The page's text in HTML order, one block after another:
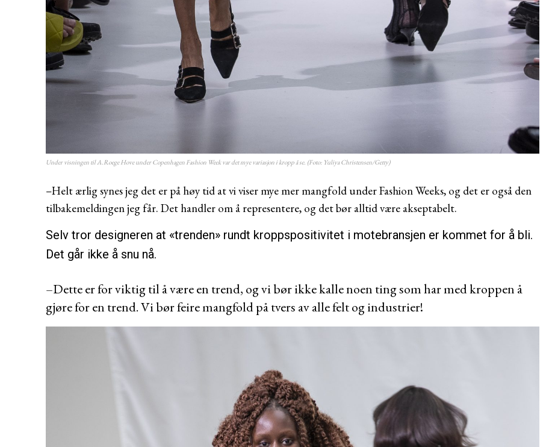
Under visningen til A.Roege Hove under Copenhagen Fashion Week var det mye variasjon i kropp å se. (Foto: Yuliya Christensen/Getty)
–Helt ærlig synes jeg det er på høy tid at vi viser mye mer mangfold under Fashion Weeks, og det er også den
tilbakemeldingen jeg får. Det handler om å representere, og det bør alltid være akseptabelt.
Selv tror designeren at «trenden» rundt kroppspositivitet i motebransjen er kommet for å bli.
Det går ikke å snu nå.
–Dette er for viktig til å være en trend, og vi bør ikke kalle noen ting som har med kroppen å
gjøre for en trend. Vi bør feire mangfold på tvers av alle felt og industrier!